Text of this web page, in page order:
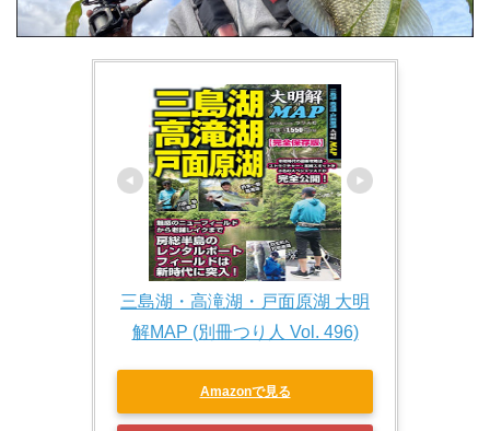
三島湖・高滝湖・戸面原湖 大明
解MAP (別冊つり人 Vol. 496)
Amazonで見る